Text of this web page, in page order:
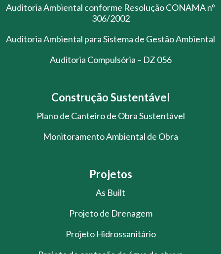
Auditoria Ambiental conforme Resolução CONAMA nº
306/2002
Auditoria Ambiental para Sistema de Gestão Ambiental
Auditoria Compulsória – DZ 056
Construção Sustentável
Plano de Canteiro de Obra Sustentável
Monitoramento Ambiental de Obra
Projetos
As Built
Projeto de Drenagem
Projeto Hidrossanitário